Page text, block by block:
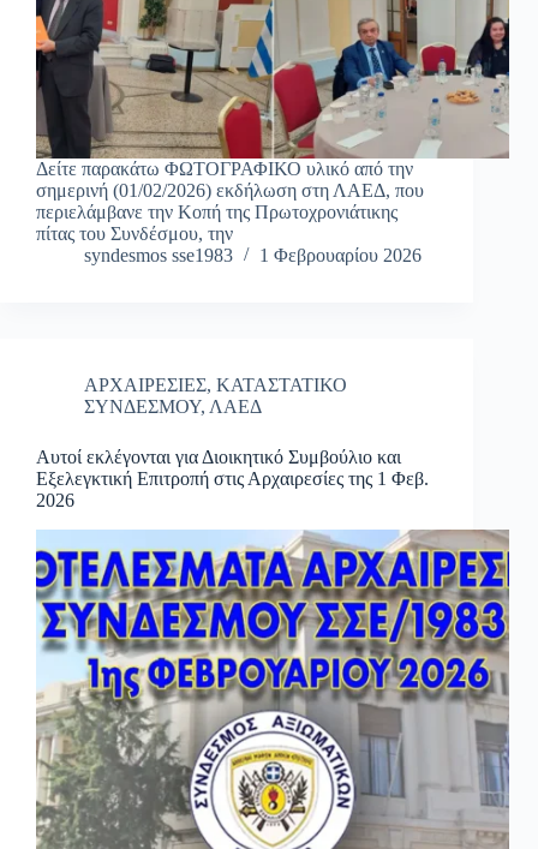
Δείτε παρακάτω ΦΩΤΟΓΡΑΦΙΚΟ υλικό από την
σημερινή (01/02/2026) εκδήλωση στη ΛΑΕΔ, που
περιελάμβανε την Κοπή της Πρωτοχρονιάτικης
πίτας του Συνδέσμου, την
syndesmos sse1983
1 Φεβρουαρίου 2026
ΑΡΧΑΙΡΕΣΙΕΣ, ΚΑΤΑΣΤΑΤΙΚΟ
ΣΥΝΔΕΣΜΟΥ, ΛΑΕΔ
Αυτοί εκλέγονται για Διοικητικό Συμβούλιο και
Εξελεγκτική Επιτροπή στις Αρχαιρεσίες της 1 Φεβ.
2026